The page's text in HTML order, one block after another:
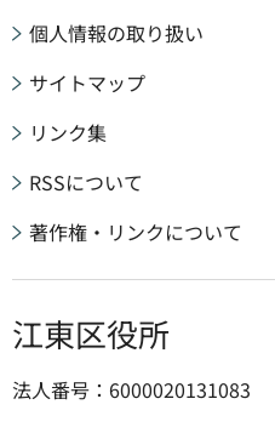
個人情報の取り扱い
サイトマップ
リンク集
RSSについて
著作権・リンクについて
江東区役所
法人番号：6000020131083